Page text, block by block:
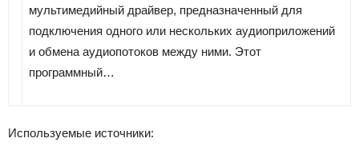
мультимедийный драйвер, предназначенный для
подключения одного или нескольких аудиоприложений
и обмена аудиопотоков между ними. Этот
программный…
Используемые источники: